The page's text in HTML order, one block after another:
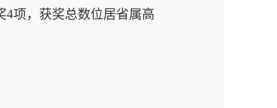
4项，获奖总数位居省属高